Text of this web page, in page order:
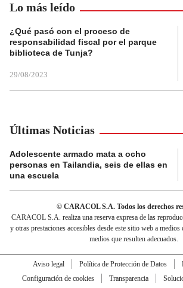
Lo más leído
¿Qué pasó con el proceso de
responsabilidad fiscal por el parque
biblioteca de Tunja?
29/08/2023
Últimas Noticias
Adolescente armado mata a ocho
personas en Tailandia, seis de ellas en
una escuela
© CARACOL S.A. Todos los derechos
CARACOL S.A. realiza una reserva expresa de las
y otras prestaciones accesibles desde este sitio web a medios
medios que resulten adecuados.
Aviso legal Política de Protección de Datos
Configuración de cookies
Transparencia